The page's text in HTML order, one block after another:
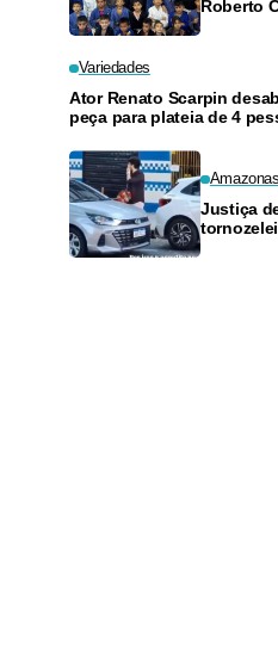
Roberto
Variedades
Ator Renato Scarpin
peça para plateia de 4
Amazonas
Justiça